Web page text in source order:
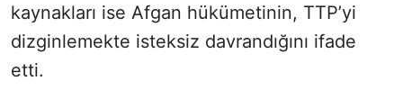
kaynakları ise Afgan hükümetinin, TTP’yi
dizginlemekte isteksiz davrandığını ifade
etti.